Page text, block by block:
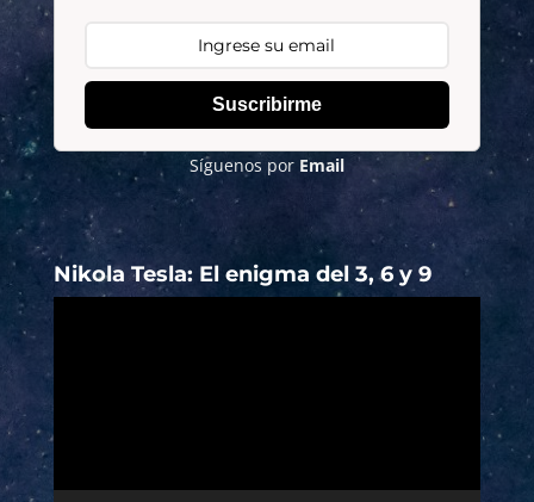
Suscribirme
Síguenos por Email
Nikola Tesla: El enigma del 3, 6 y 9